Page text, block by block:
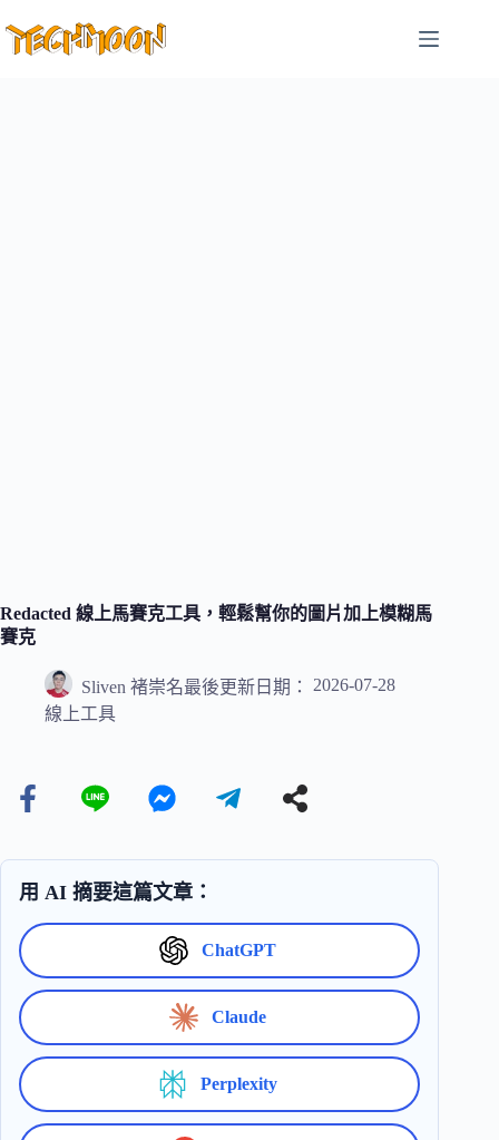
至
Redacted 線上馬賽克工具，輕鬆幫你的圖片加上模糊馬
賽克
Sliven 褚崇名最後更新日期：
2026-07-28
線上工具
用 AI 摘要這篇文章：
ChatGPT
Claude
Perplexity